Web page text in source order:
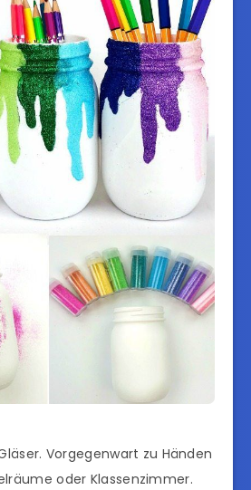
Vorgegenwart zu Händen
oder Klassenzimmer.